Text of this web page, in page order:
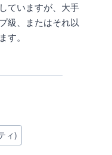
ていますが、大手
級、またはそれ以
す。
ィ)